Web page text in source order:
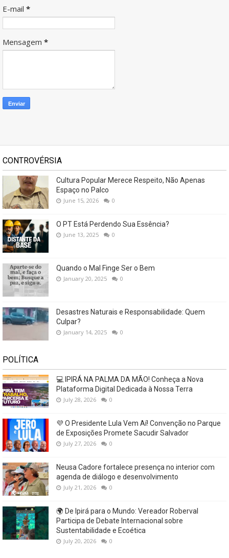
E-mail *
Mensagem *
CONTROVÉRSIA
Cultura Popular Merece Respeito, Não Apenas
Espaço no Palco
June 15, 2026 0
O PT Está Perdendo Sua Essência?
June 13, 2025 0
Quando o Mal Finge Ser o Bem
January 20, 2025 0
Desastres Naturais e Responsabilidade: Quem
Culpar?
January 14, 2025 0
POLÍTICA
💻 IPIRÁ NA PALMA DA MÃO! Conheça a Nova
Plataforma Digital Dedicada à Nossa Terra
July 28, 2026 0
💜 O Presidente Lula Vem Aí! Convenção no Parque
de Exposições Promete Sacudir Salvador
July 27, 2026 0
Neusa Cadore fortalece presença no interior com
agenda de diálogo e desenvolvimento
July 21, 2026 0
🌍 De Ipirá para o Mundo: Vereador Roberval
Participa de Debate Internacional sobre
Sustentabilidade e Ecoética
July 20, 2026 0